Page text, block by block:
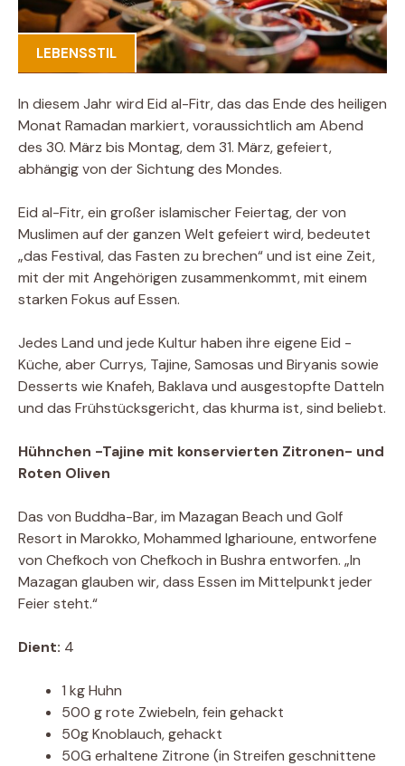
LEBENSSTIL
In diesem Jahr wird Eid al-Fitr, das das Ende des heiligen
Monat Ramadan markiert, voraussichtlich am Abend
des 30. März bis Montag, dem 31. März, gefeiert,
abhängig von der Sichtung des Mondes.
Eid al-Fitr, ein großer islamischer Feiertag, der von
Muslimen auf der ganzen Welt gefeiert wird, bedeutet
„das Festival, das Fasten zu brechen“ und ist eine Zeit,
mit der mit Angehörigen zusammenkommt, mit einem
starken Fokus auf Essen.
Jedes Land und jede Kultur haben ihre eigene Eid -
Küche, aber Currys, Tajine, Samosas und Biryanis sowie
Desserts wie Knafeh, Baklava und ausgestopfte Datteln
und das Frühstücksgericht, das khurma ist, sind beliebt.
Hühnchen -Tajine mit konservierten Zitronen- und
Roten Oliven
Das von Buddha-Bar, im Mazagan Beach und Golf
Resort in Marokko, Mohammed Igharioune, entworfene
von Chefkoch von Chefkoch in Bushra entworfen. „In
Mazagan glauben wir, dass Essen im Mittelpunkt jeder
Feier steht.“
Dient: 4
1 kg Huhn
500 g rote Zwiebeln, fein gehackt
50g Knoblauch, gehackt
50G erhaltene Zitrone (in Streifen geschnittene